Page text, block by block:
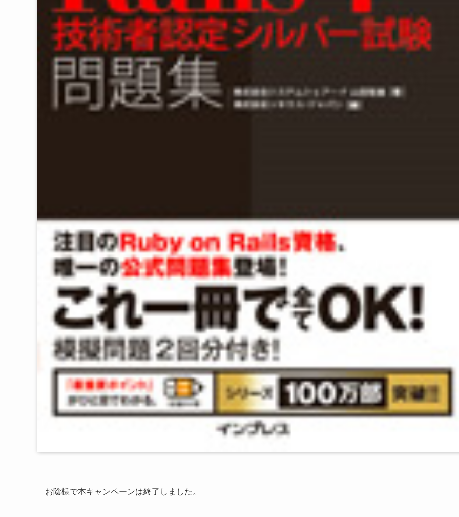
お陰様で本キャンペーンは終了しました。